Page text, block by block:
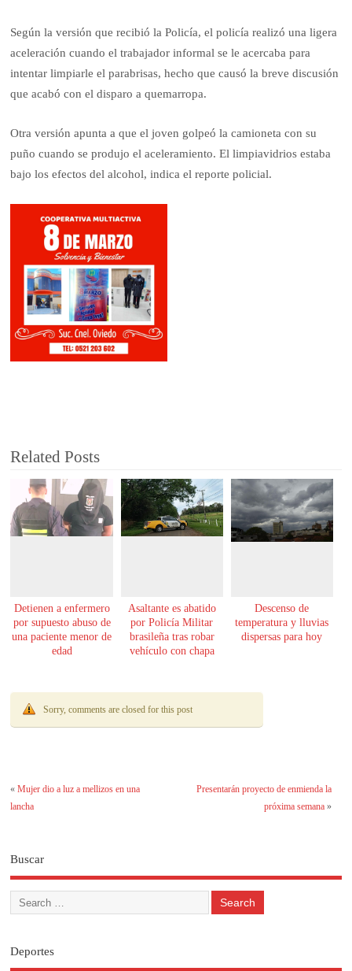
Según la versión que recibió la Policía, el policía realizó una ligera
aceleración cuando el trabajador informal se le acercaba para
intentar limpiarle el parabrisas, hecho que causó la breve discusión
que acabó con el disparo a quemarropa.
Otra versión apunta a que el joven golpeó la camioneta con su
puño cuando se produjo el aceleramiento. El limpiavidrios estaba
bajo los efectos del alcohol, indica el reporte policial.
Related Posts
Detienen a enfermero
por supuesto abuso de
una paciente menor de
edad
Asaltante es abatido
por Policía Militar
brasileña tras robar
vehículo con chapa
Descenso de
temperatura y lluvias
dispersas para hoy
Sorry, comments are closed for this post
«Mujer dio a luz a mellizos en una
lancha
Presentarán proyecto de enmienda la
próxima semana»
Buscar
Deportes